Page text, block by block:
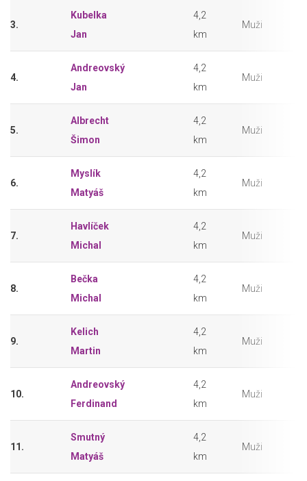
3.
Kubelka
Jan
4,2
km
Muži
4.
Andreovský
Jan
4,2
km
Muži
5.
Albrecht
Šimon
4,2
km
Muži
6.
Myslík
Matyáš
4,2
km
Muži
7.
Havlíček
Michal
4,2
km
Muži
8.
Bečka
Michal
4,2
km
Muži
9.
Kelich
Martin
4,2
km
Muži
10.
Andreovský
Ferdinand
4,2
km
Muži
11.
Smutný
Matyáš
4,2
km
Muži